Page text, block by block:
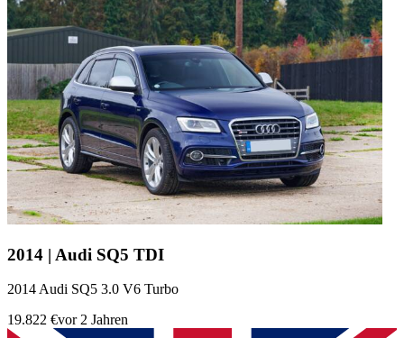
2014 | Audi SQ5 TDI
2014 Audi SQ5 3.0 V6 Turbo
19.822 €vor 2 Jahren